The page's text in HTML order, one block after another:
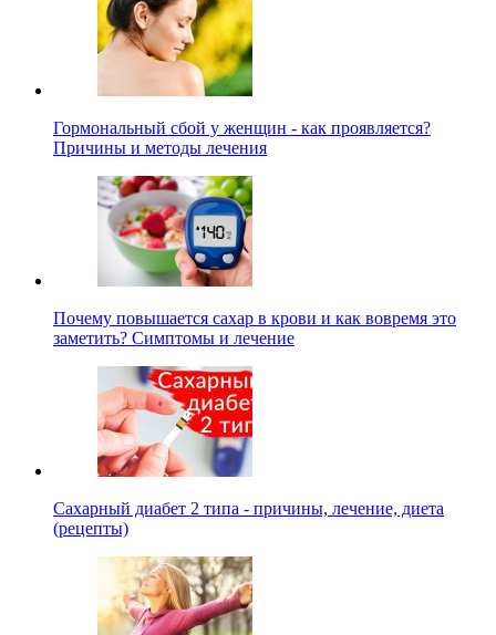
Гормональный сбой у женщин - как проявляется?
Причины и методы лечения
Почему повышается сахар в крови и как вовремя это
заметить? Симптомы и лечение
Сахарный диабет 2 типа - причины, лечение, диета
(рецепты)